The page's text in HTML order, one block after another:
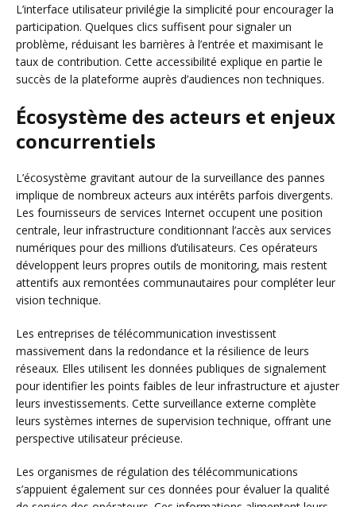
L’interface utilisateur privilégie la simplicité pour encourager la
participation. Quelques clics suffisent pour signaler un
problème, réduisant les barrières à l’entrée et maximisant le
taux de contribution. Cette accessibilité explique en partie le
succès de la plateforme auprès d’audiences non techniques.
Écosystème des acteurs et enjeux
concurrentiels
L’écosystème gravitant autour de la surveillance des pannes
implique de nombreux acteurs aux intérêts parfois divergents.
Les fournisseurs de services Internet occupent une position
centrale, leur infrastructure conditionnant l’accès aux services
numériques pour des millions d’utilisateurs. Ces opérateurs
développent leurs propres outils de monitoring, mais restent
attentifs aux remontées communautaires pour compléter leur
vision technique.
Les entreprises de télécommunication investissent
massivement dans la redondance et la résilience de leurs
réseaux. Elles utilisent les données publiques de signalement
pour identifier les points faibles de leur infrastructure et ajuster
leurs investissements. Cette surveillance externe complète
leurs systèmes internes de supervision technique, offrant une
perspective utilisateur précieuse.
Les organismes de régulation des télécommunications
s’appuient également sur ces données pour évaluer la qualité